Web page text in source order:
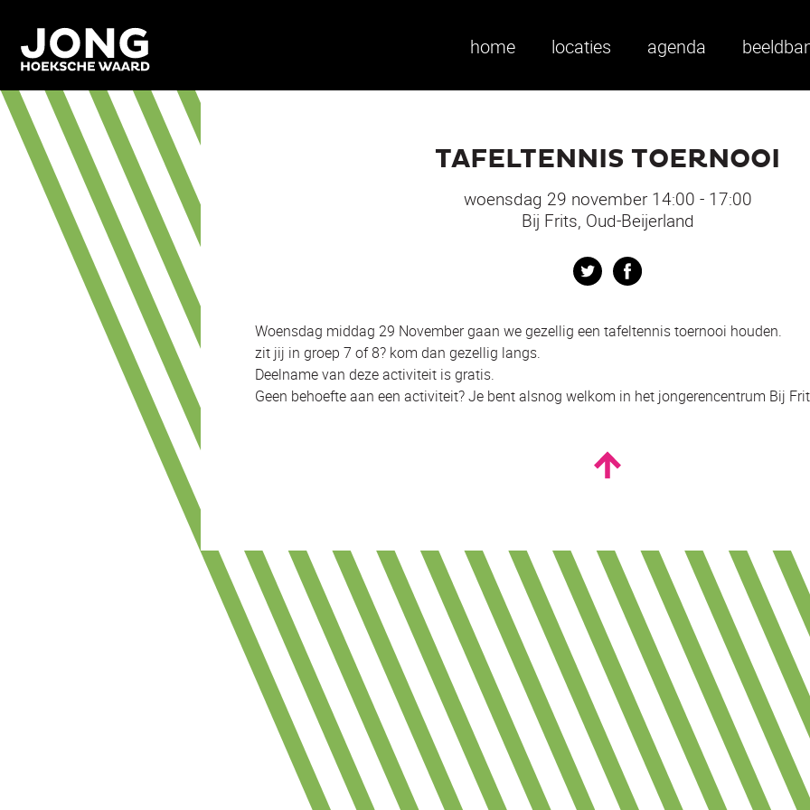
home locaties agenda
TAFELTENNIS TOERNOOI
woensdag 29 november 14:00 - 17:00
Bij Frits, Oud-Beijerland
Twitter
Woensdag middag 29 November gaan we gezellig een tafeltennis toernooi houden.
zit jij in groep 7 of 8? kom dan gezellig langs.
Deelname van deze activiteit is gratis.
Geen behoefte aan een activiteit? Je bent alsnog welkom in het jongerencentrum Bij